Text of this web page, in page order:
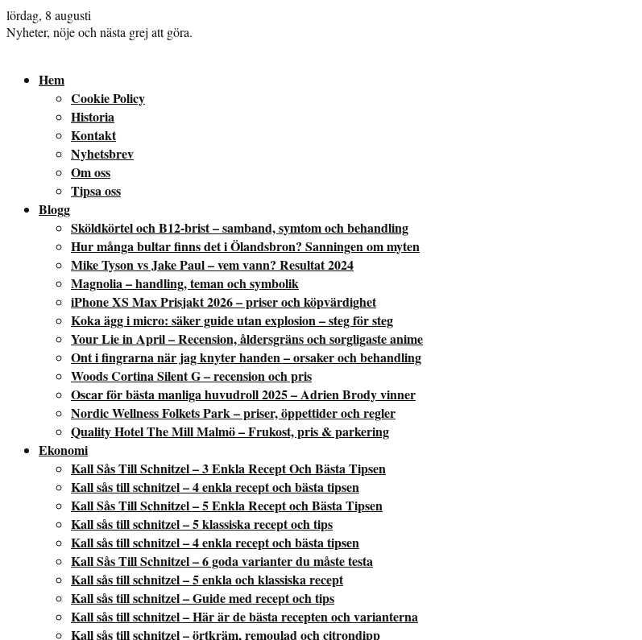
lördag, 8 augusti
Nyheter, nöje och nästa grej att göra.
Hem
Cookie Policy
Historia
Kontakt
Nyhetsbrev
Om oss
Tipsa oss
Blogg
Sköldkörtel och B12-brist – samband, symtom och behandling
Hur många bultar finns det i Ölandsbron? Sanningen om myten
Mike Tyson vs Jake Paul – vem vann? Resultat 2024
Magnolia – handling, teman och symbolik
iPhone XS Max Prisjakt 2026 – priser och köpvärdighet
Koka ägg i micro: säker guide utan explosion – steg för steg
Your Lie in April – Recension, åldersgräns och sorgligaste anime
Ont i fingrarna när jag knyter handen – orsaker och behandling
Woods Cortina Silent G – recension och pris
Oscar för bästa manliga huvudroll 2025 – Adrien Brody vinner
Nordic Wellness Folkets Park – priser, öppettider och regler
Quality Hotel The Mill Malmö – Frukost, pris & parkering
Ekonomi
Kall Sås Till Schnitzel – 3 Enkla Recept Och Bästa Tipsen
Kall sås till schnitzel – 4 enkla recept och bästa tipsen
Kall Sås Till Schnitzel – 5 Enkla Recept och Bästa Tipsen
Kall sås till schnitzel – 5 klassiska recept och tips
Kall sås till schnitzel – 4 enkla recept och bästa tipsen
Kall Sås Till Schnitzel – 6 goda varianter du måste testa
Kall sås till schnitzel – 5 enkla och klassiska recept
Kall sås till schnitzel – Guide med recept och tips
Kall sås till schnitzel – Här är de bästa recepten och varianterna
Kall sås till schnitzel – örtkräm, remoulad och citrondipp